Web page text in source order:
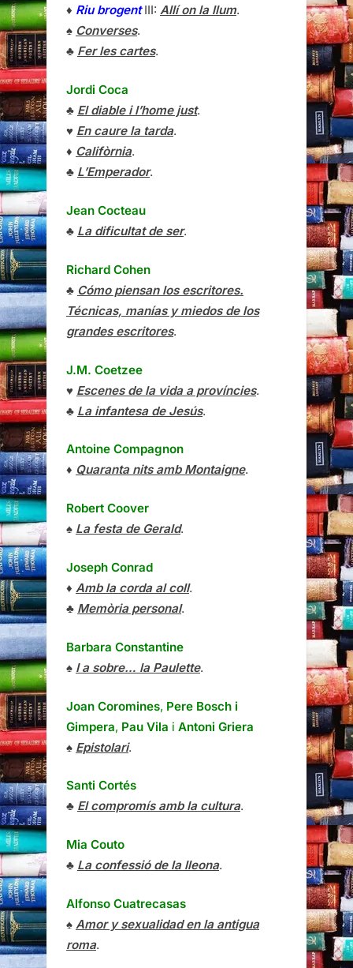
♦ Riu brogentIII: Allí on la llum.
♠ Converses.
♣ Fer les cartes.
Jordi Coca
♣ El diable i l’home just.
♥ En caure la tarda.
♦ Califòrnia.
♣ L’Emperador.
Jean Cocteau
♣ La dificultat de ser.
Richard Cohen
♣ Cómo piensan los escritores.
Técnicas, manías y miedos de los
grandes escritores.
J.M. Coetzee
♥ Escenes de la vida a províncies.
♣ La infantesa de Jesús.
Antoine Compagnon
♦ Quaranta nits amb Montaigne.
Robert Coover
♠ La festa de Gerald.
Joseph Conrad
♦ Amb la corda al coll.
♣ Memòria personal.
Barbara Constantine
♠ I a sobre… la Paulette.
Joan Coromines, Pere Bosch i
Gimpera, Pau Vila i Antoni Griera
♠ Epistolari.
Santi Cortés
♣ El compromís amb la cultura.
Mia Couto
♣ La confessió de la lleona.
Alfonso Cuatrecasas
♠ Amor y sexualidad en la antigua
roma.